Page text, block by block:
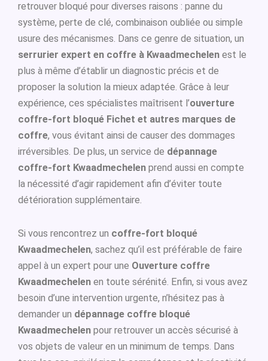
retrouver bloqué pour diverses raisons : panne du
système, perte de clé, combinaison oubliée ou simple
usure des mécanismes. Dans ce genre de situation, un
serrurier expert en coffre à Kwaadmechelen est le
plus à même d’établir un diagnostic précis et de
proposer la solution la mieux adaptée. Grâce à leur
expérience, ces spécialistes maîtrisent l’ouverture
coffre-fort bloqué Fichet et autres marques de
coffre, vous évitant ainsi de causer des dommages
irréversibles. De plus, un service de dépannage
coffre-fort Kwaadmechelen prend aussi en compte
la nécessité d’agir rapidement afin d’éviter toute
détérioration supplémentaire.
Si vous rencontrez un coffre-fort bloqué
Kwaadmechelen, sachez qu’il est préférable de faire
appel à un expert pour une Ouverture coffre
Kwaadmechelen en toute sérénité. Enfin, si vous avez
besoin d’une intervention urgente, n’hésitez pas à
demander un dépannage coffre bloqué
Kwaadmechelen pour retrouver un accès sécurisé à
vos objets de valeur en un minimum de temps. Dans